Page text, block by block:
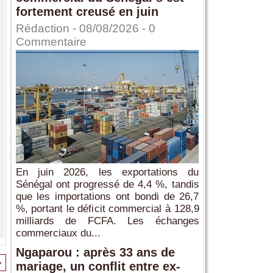
fortement creusé en juin
Rédaction - 08/08/2026 - 0
Commentaire
En juin 2026, les exportations du
Sénégal ont progressé de 4,4 %, tandis
que les importations ont bondi de 26,7
%, portant le déficit commercial à 128,9
milliards de FCFA. Les échanges
commerciaux du...
Ngaparou : après 33 ans de
mariage, un conflit entre ex-